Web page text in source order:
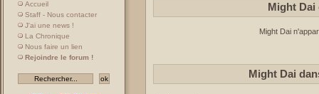
Accueil
Staff - Nous contacter
J'ai une news !
La Chronique
Nous faire un lien
Rejoindre le forum !
Might Dai
Might Dai
Might Dai